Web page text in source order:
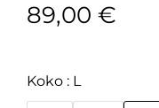
89,00 €
Koko L